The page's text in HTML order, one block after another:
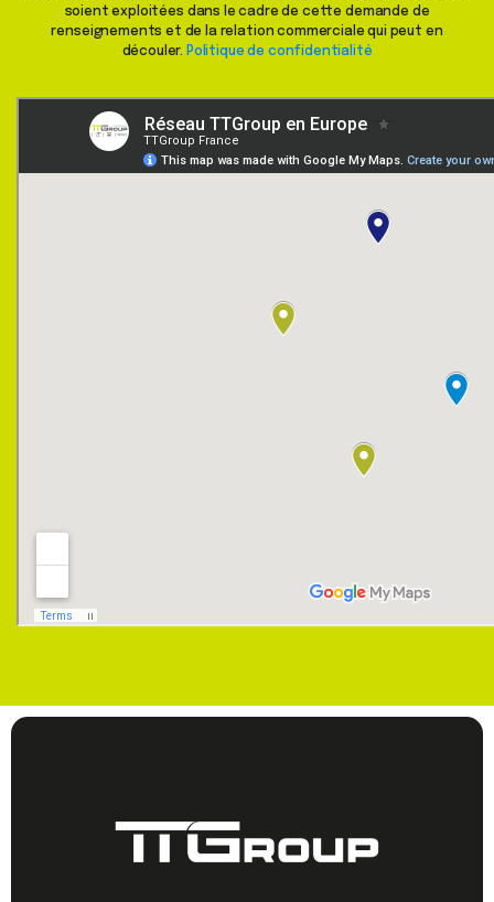
soient exploitées dans le cadre de cette demande de
renseignements et de la relation commerciale qui peut en
découler. Politique de confidentialité